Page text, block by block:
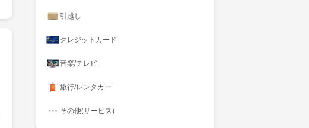
引越し
クレジットカード
音楽/テレビ
旅行/レンタカー
その他(サービス)